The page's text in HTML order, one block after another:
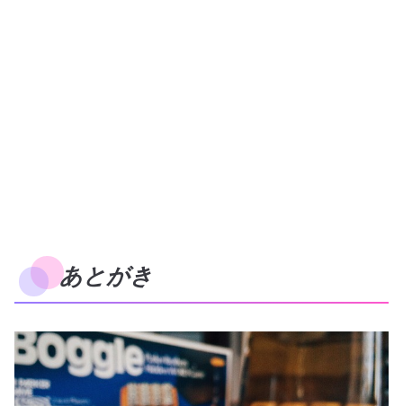
あとがき